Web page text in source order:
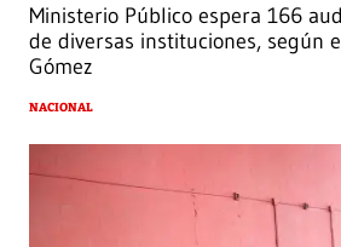
Ministerio Público espera 166
de diversas instituciones, según
Gómez
NACIONAL